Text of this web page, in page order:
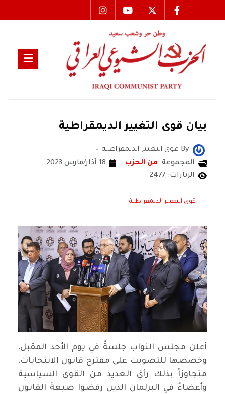
بيان قوى التغيير الديمقراطية
By قوى التغيير الديمقراطية
المجموعة: من الحزب
18 آذار/مارس 2023
الزيارات: 2477
قوى التغيير الديمقراطية
أعلن مجلس النواب جلسةً في يوم الأحد المقبل،
وخصصها للتصويت على مقترح قانون الانتخابات،
متجاوزاً بذلك رأيَ العديد من القوى السياسية
وأعضاءً في البرلمان الذين رفضوا صيغةَ القانون